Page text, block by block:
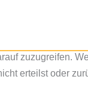
zuzugreifen.
erteilst oder